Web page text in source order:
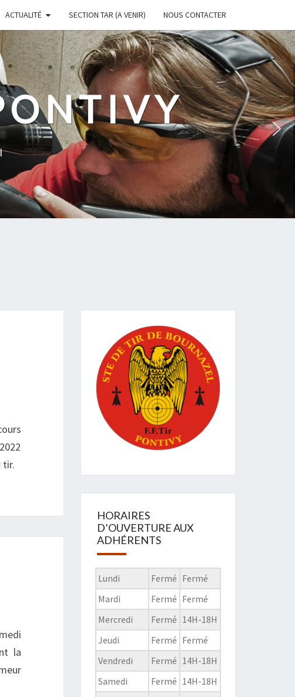
ACTUALITÉ SECTION TAR (A VENIR) NOUS CONTACTER
tir.
la
HORAIRES
D’OUVERTURE AUX
ADHÉRENTS
Lundi Fermé Fermé
Mardi
Fermé Fermé
Mercredi
Fermé 14H-18H
Jeudi
Fermé Fermé
Vendredi
Fermé 14H-18H
Samedi
Fermé 14H-18H